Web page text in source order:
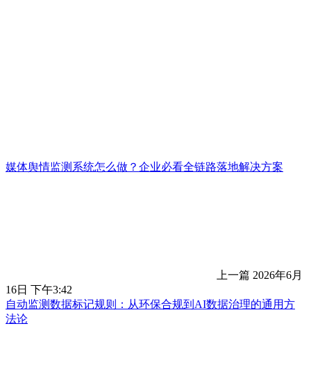
媒体舆情监测系统怎么做？企业必看全链路落地解决方案
上一篇 2026年6月
16日 下午3:42
自动监测数据标记规则：从环保合规到AI数据治理的通用方
法论